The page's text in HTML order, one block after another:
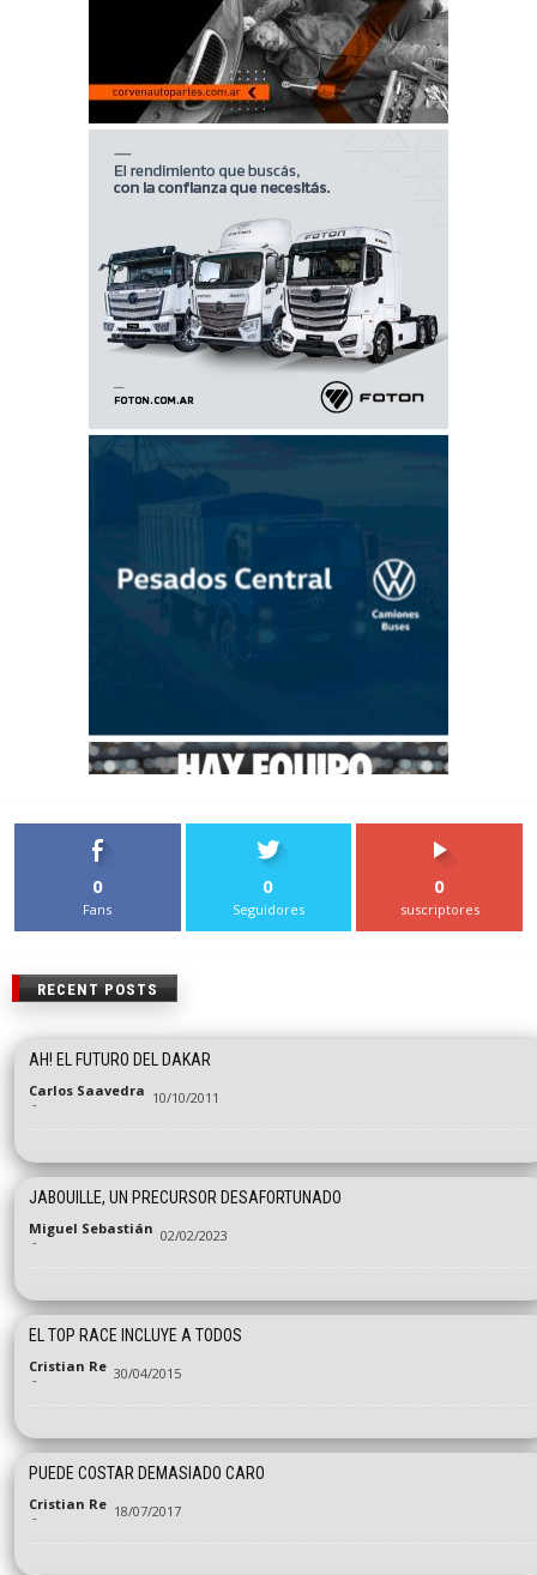
0
Fans
0
Seguidores
0
suscriptores
RECENT POSTS
AH! EL FUTURO DEL DAKAR
Carlos Saavedra
- 10/10/2011
JABOUILLE, UN PRECURSOR DESAFORTUNADO
Miguel Sebastián
- 02/02/2023
EL TOP RACE INCLUYE A TODOS
Cristian Re
- 30/04/2015
PUEDE COSTAR DEMASIADO CARO
Cristian Re
- 18/07/2017